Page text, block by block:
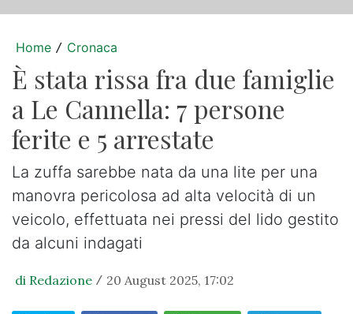
Home / Cronaca
È stata rissa fra due famiglie
a Le Cannella: 7 persone
ferite e 5 arrestate
La zuffa sarebbe nata da una lite per una
manovra pericolosa ad alta velocità di un
veicolo, effettuata nei pressi del lido gestito
da alcuni indagati
di Redazione / 20 August 2025, 17:02